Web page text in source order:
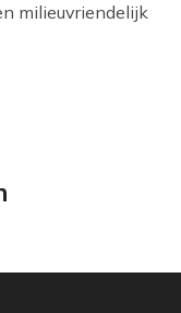
milieuvriendelijk